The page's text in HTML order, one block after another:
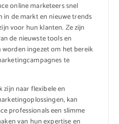
online marketeers snel
in de markt en nieuwe trends
voor hun klanten. Ze zijn
de nieuwste tools en
ingezet om het bereik
te
zijn naar flexibele en
kan
professionals een slimme